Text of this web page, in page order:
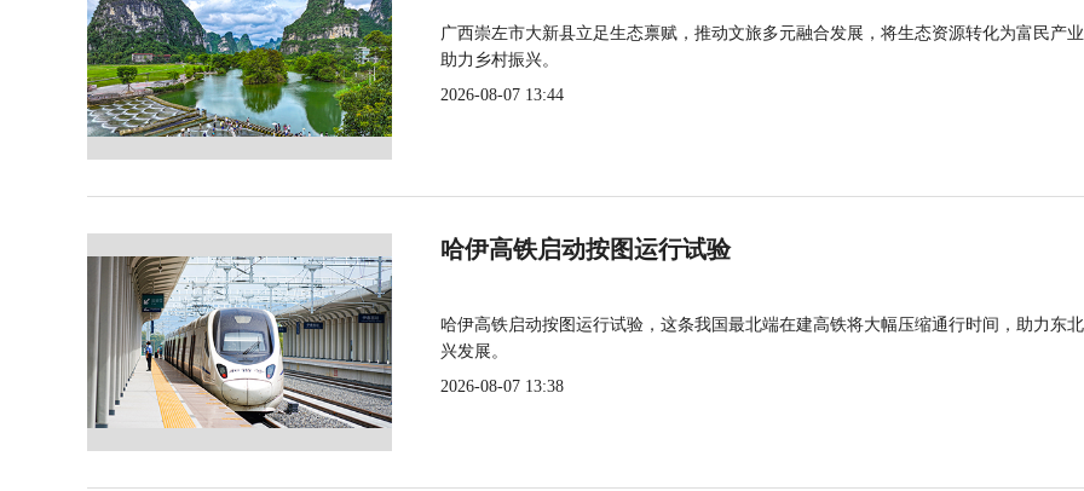
广西崇左市大新县立足生态禀赋，推动文旅多元融合发展，将生态资源转化为富民产
助力乡村振兴。
2026-08-07 13:44
哈伊高铁启动按图运行试验
哈伊高铁启动按图运行试验，这条我国最北端在建高铁将大幅压缩通行时间，助力东
兴发展。
2026-08-07 13:38